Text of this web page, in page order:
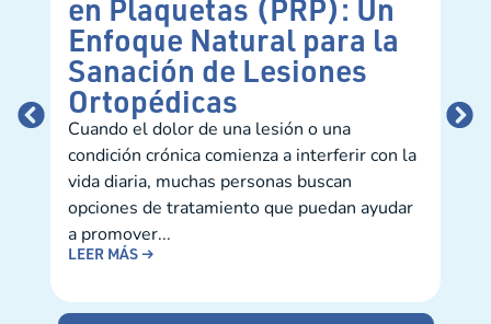
en Plaquetas (PRP): Un
Enfoque Natural para la
Sanación de Lesiones
Ortopédicas
Cuando el dolor de una lesión o una
condición crónica comienza a interferir con la
vida diaria, muchas personas buscan
opciones de tratamiento que puedan ayudar
a promover...
LEER MÁS →